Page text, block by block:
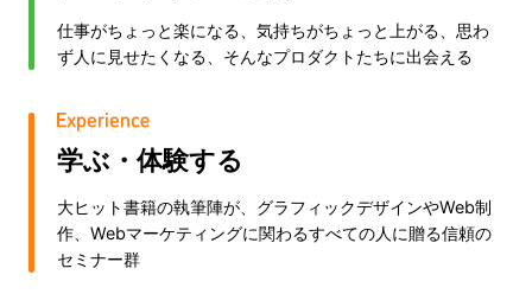
仕事がちょっと楽になる、気持ちがちょっと上がる、思わ
ず人に見せたくなる、そんなプロダクトたちに出会える
学ぶ・体験する
大ヒット書籍の執筆陣が、グラフィックデザインやWeb制
作、Webマーケティングに関わるすべての人に贈る信頼の
セミナー群